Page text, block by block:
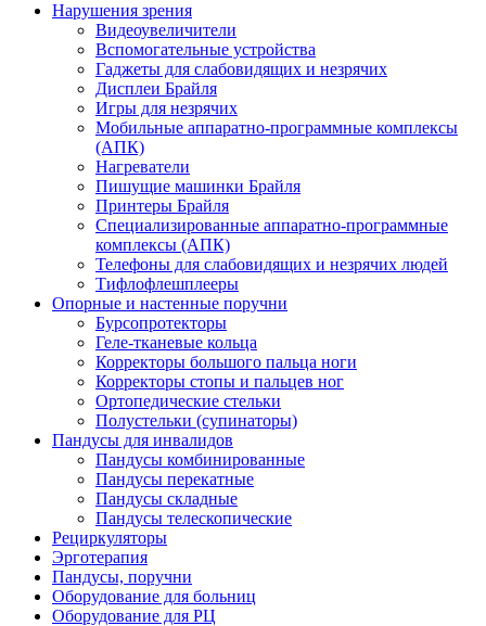
Нарушения зрения
Видеоувеличители
Вспомогательные устройства
Гаджеты для слабовидящих и незрячих
Дисплеи Брайля
Игры для незрячих
Мобильные аппаратно-программные комплексы
(АПК)
Нагреватели
Пишущие машинки Брайля
Принтеры Брайля
Специализированные аппаратно-программные
комплексы (АПК)
Телефоны для слабовидящих и незрячих людей
Тифлофлешплееры
Опорные и настенные поручни
Бурсопротекторы
Геле-тканевые кольца
Корректоры большого пальца ноги
Корректоры стопы и пальцев ног
Ортопедические стельки
Полустельки (супинаторы)
Пандусы для инвалидов
Пандусы комбинированные
Пандусы перекатные
Пандусы складные
Пандусы телескопические
Рециркуляторы
Эрготерапия
Пандусы, поручни
Оборудование для больниц
Оборудование для РЦ